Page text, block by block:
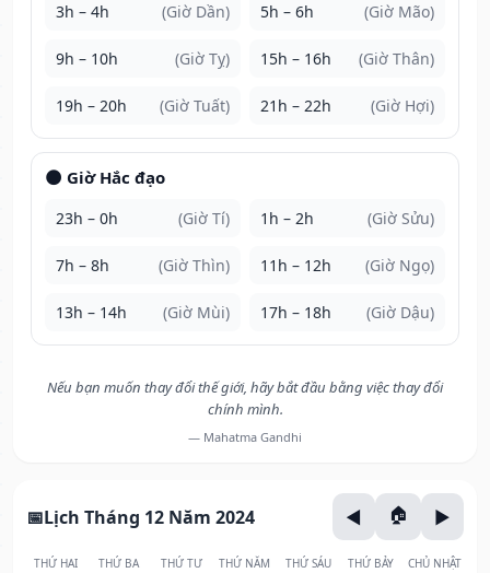
3h – 4h (Giờ Dần) 5h – 6h (Giờ Mão)
9h – 10h (Giờ Tỵ) 15h – 16h (Giờ Thân)
19h – 20h (Giờ Tuất) 21h – 22h (Giờ Hợi)
🌑 Giờ Hắc đạo
23h – 0h (Giờ Tí) 1h – 2h (Giờ Sửu)
7h – 8h (Giờ Thìn) 11h – 12h (Giờ Ngọ)
13h – 14h (Giờ Mùi) 17h – 18h (Giờ Dậu)
Nếu bạn muốn thay đổi thế giới, hãy bắt đầu bằng việc thay đổi
chính mình.
— Mahatma Gandhi
Lịch Tháng 12 Năm 2024
THỨ HAI THỨ BA THỨ TƯ THỨ NĂM THỨ SÁU THỨ BẢY CHỦ NHẬT